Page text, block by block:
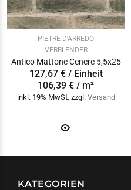
PIETRE D'ARREDO
VERBLENDER
Antico Mattone Cenere 5,5x25
127,67 € / Einheit
106,39 € / m²
inkl. 19% MwSt. zzgl. Versand
KATEGORIEN